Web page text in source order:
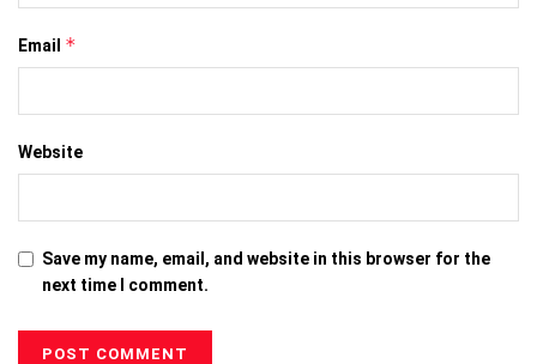
Email *
Website
Save my name, email, and website in this browser for the
next time I comment.